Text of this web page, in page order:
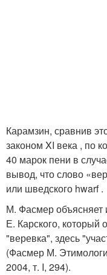
Карамзин, сравнив
законом XI века , по
40 марок пени в
вывод, что слово
или шведского hwarf .
М. Фасмер объясняет
Е. Карского, который
"веревка", здесь
(Фасмер М.
2004, т. I, 294).